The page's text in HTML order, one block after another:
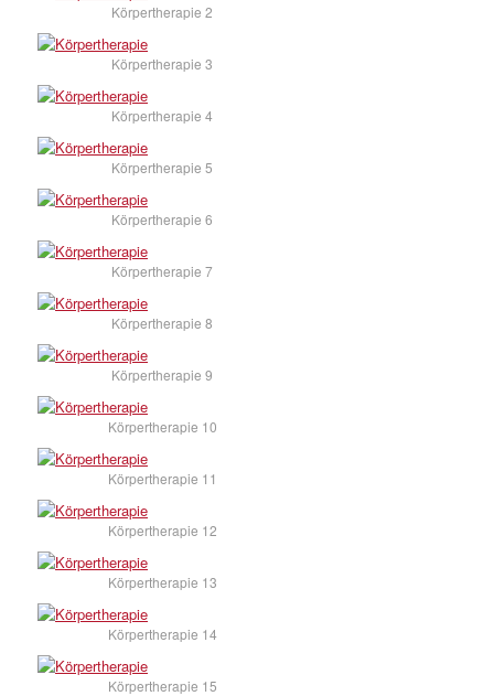
Körpertherapie 2
Körpertherapie 3
Körpertherapie 4
Körpertherapie 5
Körpertherapie 6
Körpertherapie 7
Körpertherapie 8
Körpertherapie 9
Körpertherapie 10
Körpertherapie 11
Körpertherapie 12
Körpertherapie 13
Körpertherapie 14
Körpertherapie 15